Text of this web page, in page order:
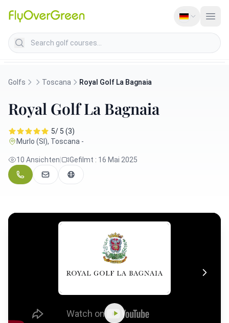
Search golf courses
Golfs Toscana Royal Golf La Bagnaia
Royal Golf La Bagnaia
5/ 5 (3)
Murlo (SI), Toscana -
10 Ansichten Gefilmt : 16 Mai 2025